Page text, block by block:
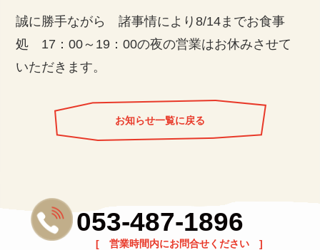
誠に勝手ながら 諸事情により8/14までお食事
処 17：00～19：00の夜の営業はお休みさせて
いただきます。
お知らせ一覧に戻る
053-487-1896
[ 営業時間内にお問合せください ]